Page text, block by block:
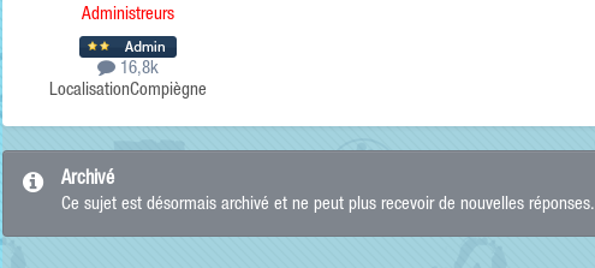
Administreurs
16,8k
LocalisationCompiègne
Archivé
Ce sujet est désormais archivé et ne peut plus recevoir de nouvelles réponses.